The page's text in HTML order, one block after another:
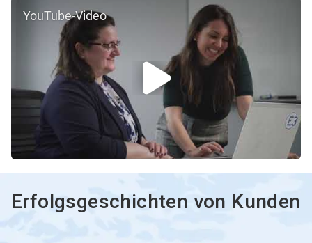
YouTube-Video
Erfolgsgeschichten von Kunden